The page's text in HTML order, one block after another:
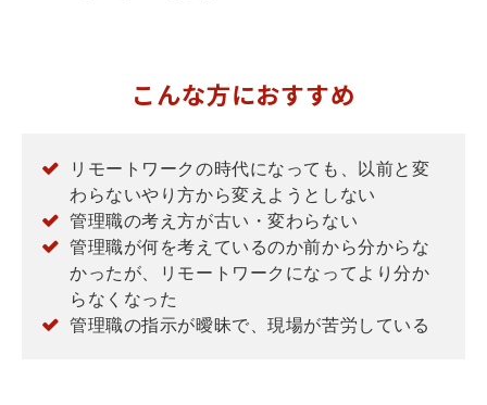
こんな方におすすめ
リモートワークの時代になっても、以前と変
わらないやり方から変えようとしない
管理職の考え方が古い・変わらない
管理職が何を考えているのか前から分からな
かったが、リモートワークになってより分か
らなくなった
管理職の指示が曖昧で、現場が苦労している